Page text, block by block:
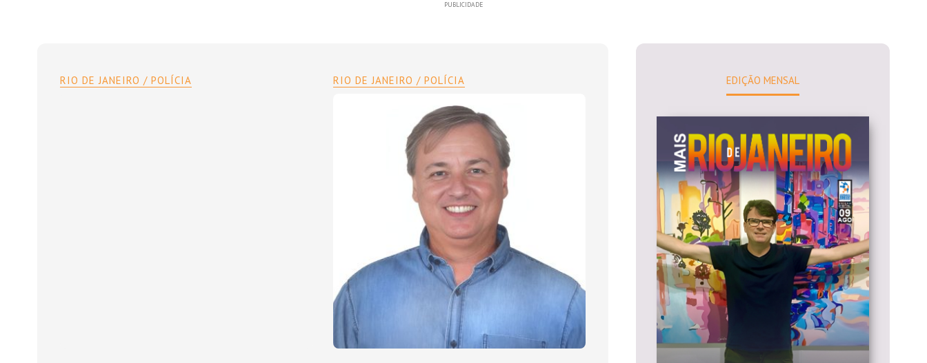
PUBLICIDADE
RIO DE JANEIRO / POLÍCIA
RIO DE JANEIRO / POLÍCIA EDIÇÃO MENSAL